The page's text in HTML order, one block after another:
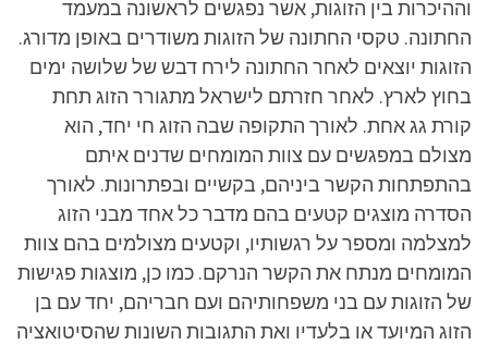
וההיכרות בין הזוגות, אשר נפגשים לראשונה במעמד
החתונה. טקסי החתונה של הזוגות משודרים באופן מדורג.
הזוגות יוצאים לאחר החתונה לירח דבש של שלושה ימים
בחוץ לארץ. לאחר חזרתם לישראל מתגורר הזוג תחת
קורת גג אחת. לאורך התקופה שבה הזוג חי יחד, הוא
מצולם במפגשים עם צוות המומחים שדנים איתם
בהתפתחות הקשר ביניהם, בקשיים ובפתרונות. לאורך
הסדרה מוצגים קטעים בהם מדבר כל אחד מבני הזוג
למצלמה ומספר על רגשותיו, וקטעים מצולמים בהם צוות
המומחים מנתח את הקשר הנרקם. כמו כן, מוצגות פגישות
של הזוגות עם בני משפחותיהם ועם חבריהם, יחד עם בן
הזוג המיועד או בלעדיו ואת התגובות השונות שהסיטואציה